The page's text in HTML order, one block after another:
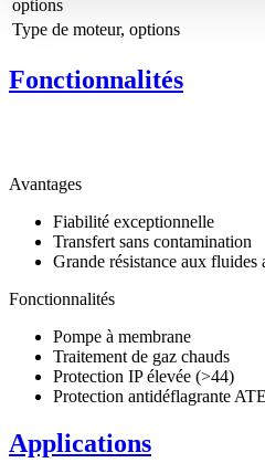
options
Type de moteur, options
Fonctionnalités
Avantages
Fiabilité exceptionnelle
Transfert sans contamination
Grande résistance aux fluides
Fonctionnalités
Pompe à membrane
Traitement de gaz chauds
Protection IP élevée (>44)
Protection antidéflagrante
Applications